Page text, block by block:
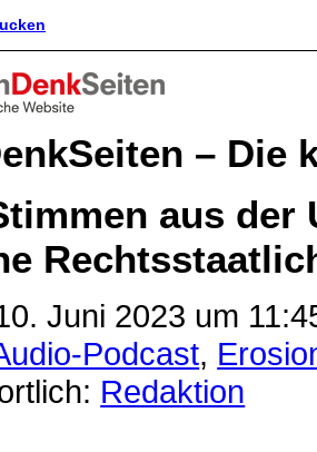
– Die
aus der
Juni 2023 um
Podcast,
Redaktion